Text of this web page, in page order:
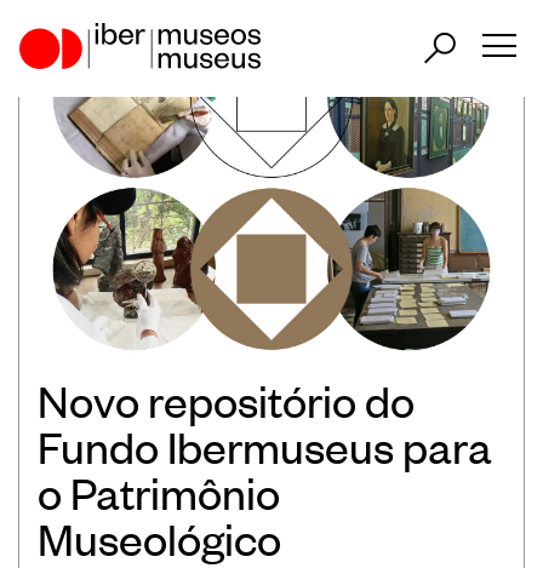
ES
Nosso papel no setor
Nossa atuação
Países Participantes
Encontros Ibero-Americanos de
Museus
Observatório Ibero-Americano de
Novo repositório do
Fundo Ibermuseus para
o Patrimônio
Museológico